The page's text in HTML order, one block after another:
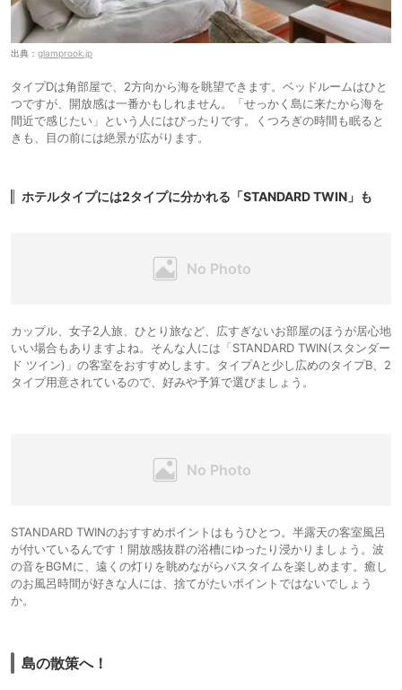
出典： glamprook.jp
タイプDは角部屋で、2方向から海を眺望できます。ベッドルームはひと
つですが、開放感は一番かもしれません。「せっかく島に来たから海を
間近で感じたい」という人にはぴったりです。くつろぎの時間も眠ると
きも、目の前には絶景が広がります。
ホテルタイプには2タイプに分かれる「STANDARD TWIN」も
カップル、女子2人旅、ひとり旅など、広すぎないお部屋のほうが居心地
いい場合もありますよね。そんな人には「STANDARD TWIN(スタンダー
ド ツイン)」の客室をおすすめします。タイプAと少し広めのタイプB、2
タイプ用意されているので、好みや予算で選びましょう。
STANDARD TWINのおすすめポイントはもうひとつ。半露天の客室風呂
が付いているんです！開放感抜群の浴槽にゆったり浸かりましょう。波
の音をBGMに、遠くの灯りを眺めながらバスタイムを楽しめます。癒し
のお風呂時間が好きな人には、捨てがたいポイントではないでしょう
か。
島の散策へ！